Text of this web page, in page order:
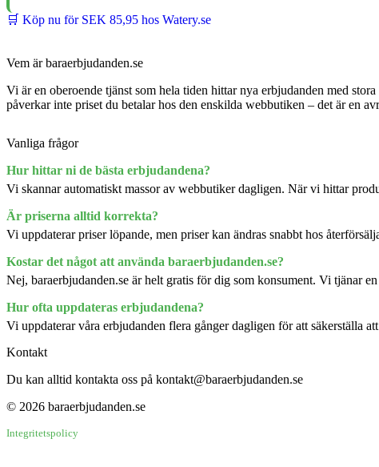
🛒 Köp nu för SEK 85,95 hos Watery.se
Vem är baraerbjudanden.se
Vi är en oberoende tjänst som hela tiden hittar nya erbjudanden med
påverkar inte priset du betalar hos den enskilda webbutiken – det är en
Vanliga frågor
Hur hittar ni de bästa erbjudandena?
Vi skannar automatiskt massor av webbutiker dagligen. När vi hittar
Är priserna alltid korrekta?
Vi uppdaterar priser löpande, men priser kan ändras snabbt hos
Kostar det något att använda baraerbjudanden.se?
Nej, baraerbjudanden.se är helt gratis för dig som konsument. Vi tjänar
Hur ofta uppdateras erbjudandena?
Vi uppdaterar våra erbjudanden flera gånger dagligen för att säkerställa
Kontakt
Du kan alltid kontakta oss på kontakt@baraerbjudanden.se
© 2026 baraerbjudanden.se
Integritetspolicy